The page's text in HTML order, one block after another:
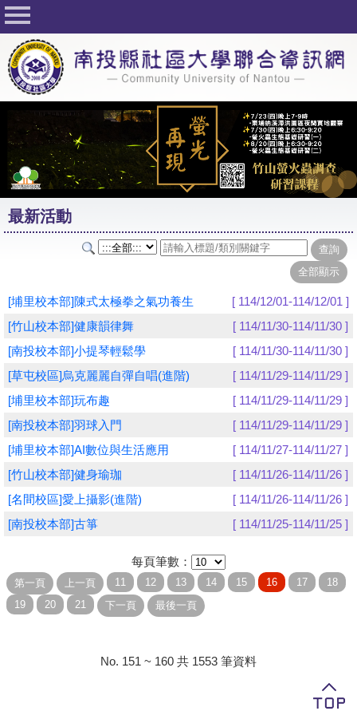
回首頁
關於社大
公佈欄
行事曆
最新活動
活動花絮
課程一覽表
志工與社團
友站連結
網路選課
學員專區
教師專區
評委專區
最新活動
[埔里校本部]陳式太極拳之氣功養生
[ 114/12/01-114/12/01 ]
[竹山校本部]健康韻律舞
[ 114/11/30-114/11/30 ]
[南投校本部]小提琴輕鬆學
[ 114/11/30-114/11/30 ]
[草屯校區]烏克麗麗自彈自唱(進階)
[ 114/11/29-114/11/29 ]
[埔里校本部]玩布趣
[ 114/11/29-114/11/29 ]
[南投校本部]羽球入門
[ 114/11/29-114/11/29 ]
[埔里校本部]AI數位與生活應用
[ 114/11/27-114/11/27 ]
[竹山校本部]健身瑜珈
[ 114/11/26-114/11/26 ]
[名間校區]愛上攝影(進階)
[ 114/11/26-114/11/26 ]
[南投校本部]古箏
[ 114/11/25-114/11/25 ]
每頁筆數：
No. 151 ~ 160 共 1553 筆資料